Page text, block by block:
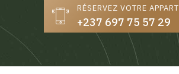
RÉSERVEZ VOTRE
+237 697 75 57 29